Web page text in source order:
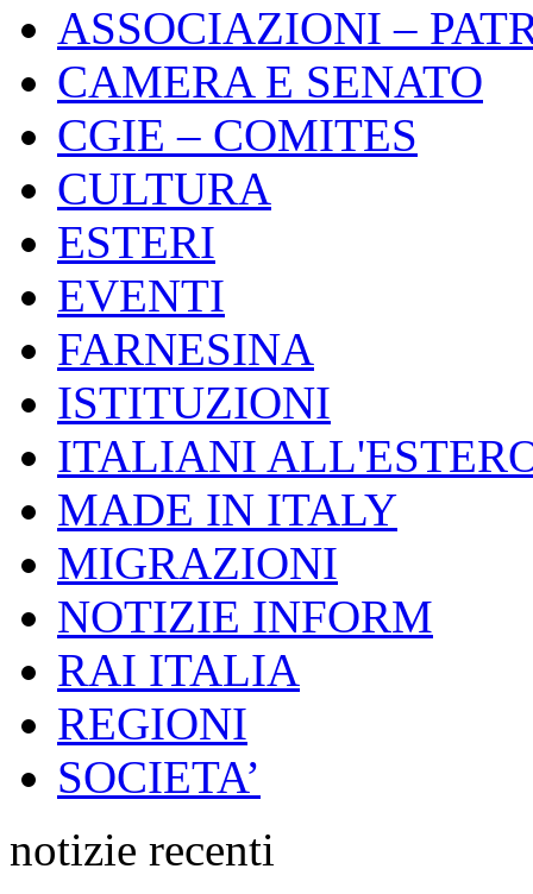
ASSOCIAZIONI –
CAMERA E SENATO
CGIE – COMITES
CULTURA
ESTERI
EVENTI
FARNESINA
ISTITUZIONI
ITALIANI
MADE IN ITALY
MIGRAZIONI
NOTIZIE INFORM
RAI ITALIA
REGIONI
SOCIETA’
notizie recenti